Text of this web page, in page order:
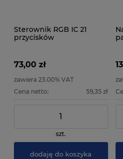
Sterownik RGB IC 21
przycisków
73,00 zł
zawiera 23.00% VAT
Cena netto:
59,35 zł
szt.
dodaję do koszyka